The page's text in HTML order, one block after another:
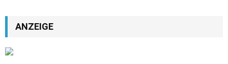
ANZEIGE